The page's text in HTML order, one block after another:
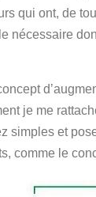
qui ont, de
nécessaire
je me
simples et
comme le